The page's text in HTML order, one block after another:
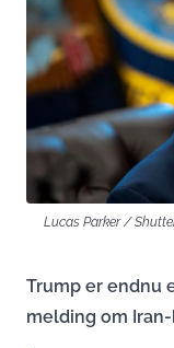
Lucas Parker /
Trump er endnu
melding om